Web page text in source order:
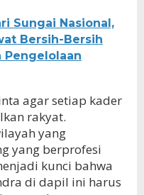
Sungai Nasional,
Bersih-Bersih
Pengelolaan
agar setiap kader
rakyat.
yang
yang berprofesi
kunci bahwa
di dapil ini harus